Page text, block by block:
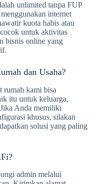
unlimited tanpa FUP
internet
kuota habis atau
untuk aktivitas
bisnis online yang
dan Usaha?
rumah kami bisa
itu untuk keluarga,
Anda memiliki
khusus, silakan
solusi yang paling
admin melalui